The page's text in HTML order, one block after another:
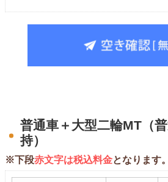
普通車＋大型二輪MT（
持）
※下段赤文字は税込料金となります。